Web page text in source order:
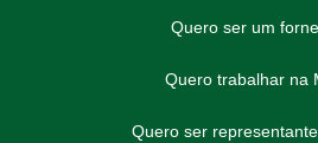
Quero ser um
Quero trabalhar na
Quero ser